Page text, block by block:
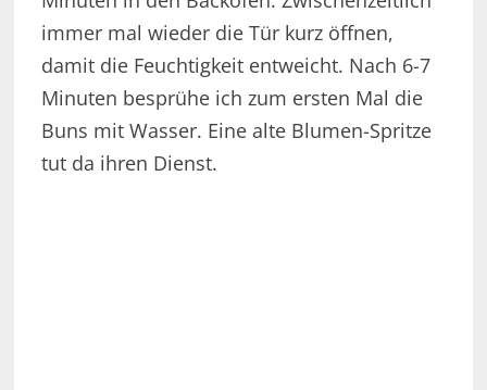
immer mal wieder die Tür kurz öffnen,
damit die Feuchtigkeit entweicht. Nach 6-7
Minuten besprühe ich zum ersten Mal die
Buns mit Wasser. Eine alte Blumen-Spritze
tut da ihren Dienst.